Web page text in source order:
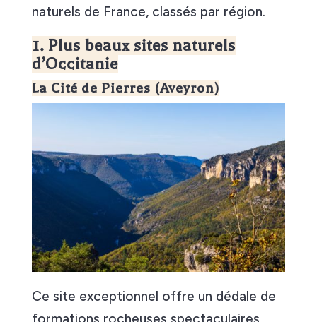
naturels de France, classés par région.
1. Plus beaux sites naturels
d’Occitanie
La Cité de Pierres (Aveyron)
Ce site exceptionnel offre un dédale de